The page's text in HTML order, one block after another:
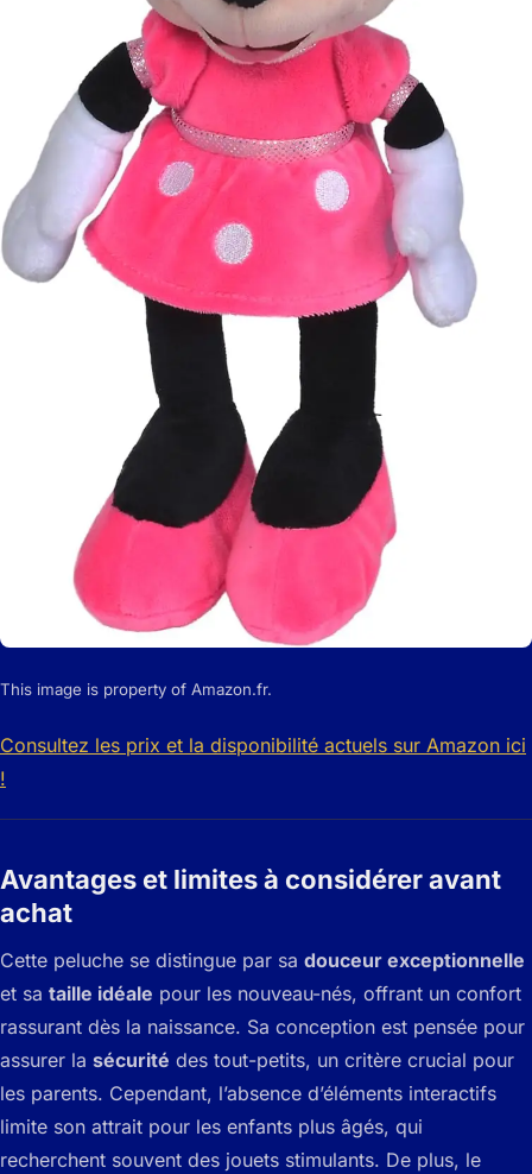
This image is property of Amazon.fr.
Consultez les prix et la disponibilité actuels sur Amazon ici
!
Avantages et limites à considérer avant
achat
Cette peluche se distingue par sa douceur exceptionnelle
et sa taille idéale pour les nouveau-nés, offrant un confort
rassurant dès la naissance. Sa conception est pensée pour
assurer la sécurité des tout-petits, un critère crucial pour
les parents. Cependant, l’absence d’éléments interactifs
limite son attrait pour les enfants plus âgés, qui
recherchent souvent des jouets stimulants. De plus, le